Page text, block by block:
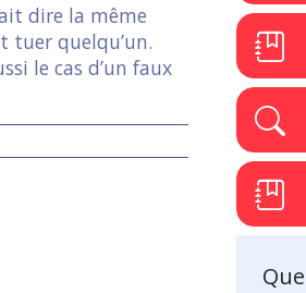
dire la même
tuer quelqu’un.
le cas d’un faux